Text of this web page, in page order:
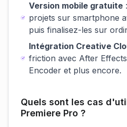
Version mobile gratuite:
projets sur smartphone
puis finalisez-les sur
Intégration Creative
friction avec After
Encoder et plus encore.
Quels sont les cas
Premiere Pro ?